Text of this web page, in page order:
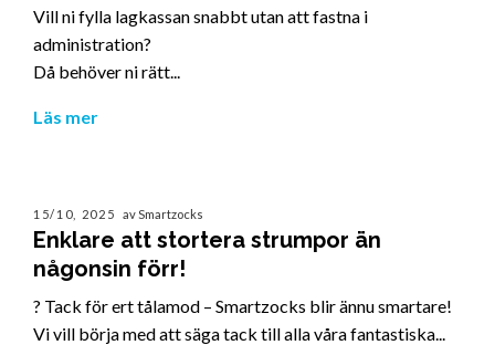
Vill ni fylla lagkassan snabbt utan att fastna i
administration?
Då behöver ni rätt...
Läs mer
15/10, 2025 av Smartzocks
Enklare att stortera strumpor än
någonsin förr!
? Tack för ert tålamod – Smartzocks blir ännu smartare!
Vi vill börja med att säga tack till alla våra fantastiska...